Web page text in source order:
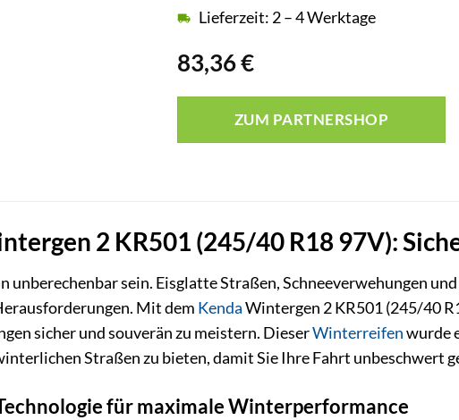
83,36€
Lieferzeit: 2 – 4 Werktage
ZUM PARTNERSHOP
2 KR501 (245/40 R18 97V):
unberechenbar sein. Eisglatte Straßen, Schneeverwehungen
Mit dem KendaWintergen 2 KR501 (245/40
sicher und souverän zu meistern. DieserWinterreifenwurde
Straßen zu bieten, damit Sie Ihre Fahrt unbeschwert
für maximale Winterperformance